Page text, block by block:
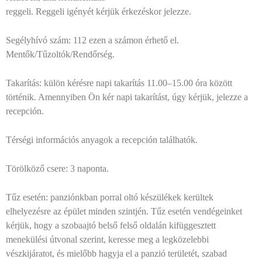
reggeli. Reggeli igényét kérjük érkezéskor jelezze.
Segélyhívó szám: 112 ezen a számon érhető el.
Mentők/Tűzoltók/Rendőrség.
Takarítás: külön kérésre napi takarítás 11.00–15.00 óra között
történik. Amennyiben Ön kér napi takarítást, úgy kérjük, jelezze a
recepción.
Térségi információs anyagok a recepción találhatók.
Törölköző csere: 3 naponta.
Tűz esetén: panziónkban porral oltó készülékek kerültek
elhelyezésre az épület minden szintjén. Tűz esetén vendégeinket
kérjük, hogy a szobaajtó belső felső oldalán kifüggesztett
menekülési útvonal szerint, keresse meg a legközelebbi
vészkijáratot, és mielőbb hagyja el a panzió területét, szabad